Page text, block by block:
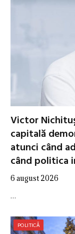
Victor
capitală
atunci când
când politica
6 august 2026
…
POLITICĂ